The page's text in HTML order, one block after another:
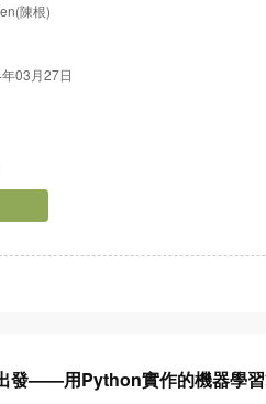
陳根)
03月27日
發——用Python實作的機器學